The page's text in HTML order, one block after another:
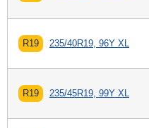
R19 235/40R19, 96Y XL
R19 235/45R19, 99Y XL